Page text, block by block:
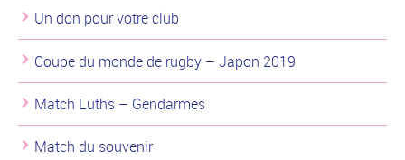
Un don pour votre club
Coupe du monde de rugby – Japon 2019
Match Luths – Gendarmes
Match du souvenir